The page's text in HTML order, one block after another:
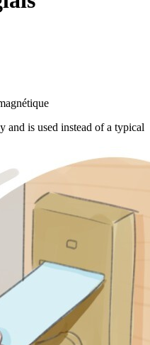
and is used instead of a typical